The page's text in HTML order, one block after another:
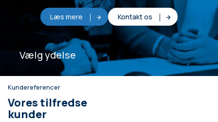
Læs mere Kontakt os
Vælg ydelse
Kundereferencer
Vores tilfredse
kunder